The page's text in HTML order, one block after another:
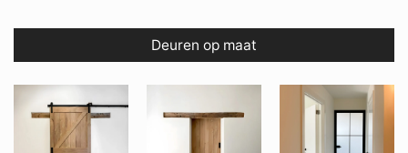
Deuren op maat